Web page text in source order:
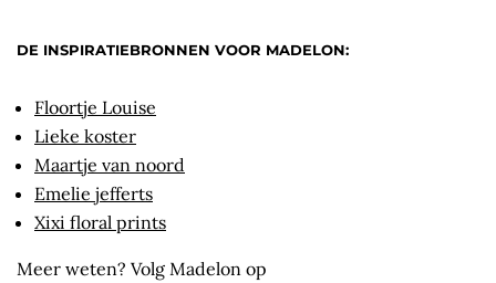
DE INSPIRATIEBRONNEN VOOR MADELON:
Floortje Louise
Lieke koster
Maartje van noord
Emelie jefferts
Xixi floral prints
Meer weten? Volg Madelon op